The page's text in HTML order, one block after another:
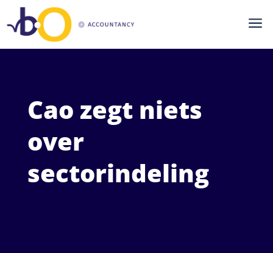
a
Cao zegt niets
over
sectorindeling